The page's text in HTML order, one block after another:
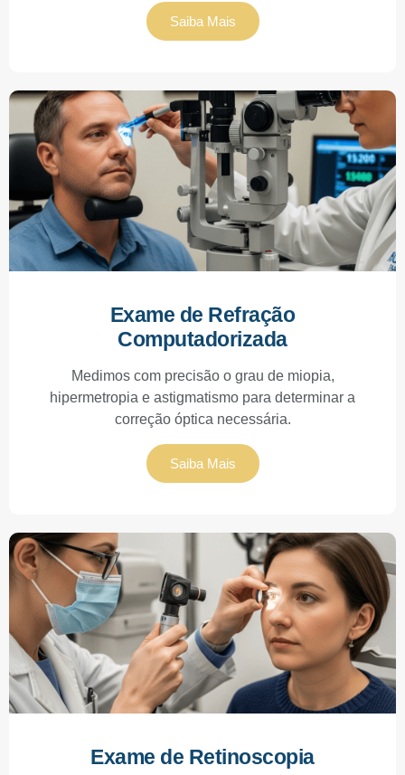
Saiba Mais
Exame de Refração
Computadorizada
Medimos com precisão o grau de miopia,
hipermetropia e astigmatismo para determinar a
correção óptica necessária.
Saiba Mais
Exame de Retinoscopia